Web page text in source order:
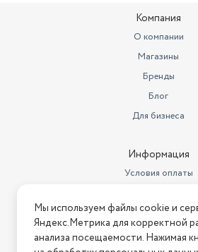
Компания
О компании
Магазины
Бренды
Блог
Для бизнеса
Информация
Условия оплаты
Условия возврата
Нашли ошибку на сайте?
Мы используем файлы cookie и
Яндекс.Метрика для корректной
анализа посещаемости. Нажимая